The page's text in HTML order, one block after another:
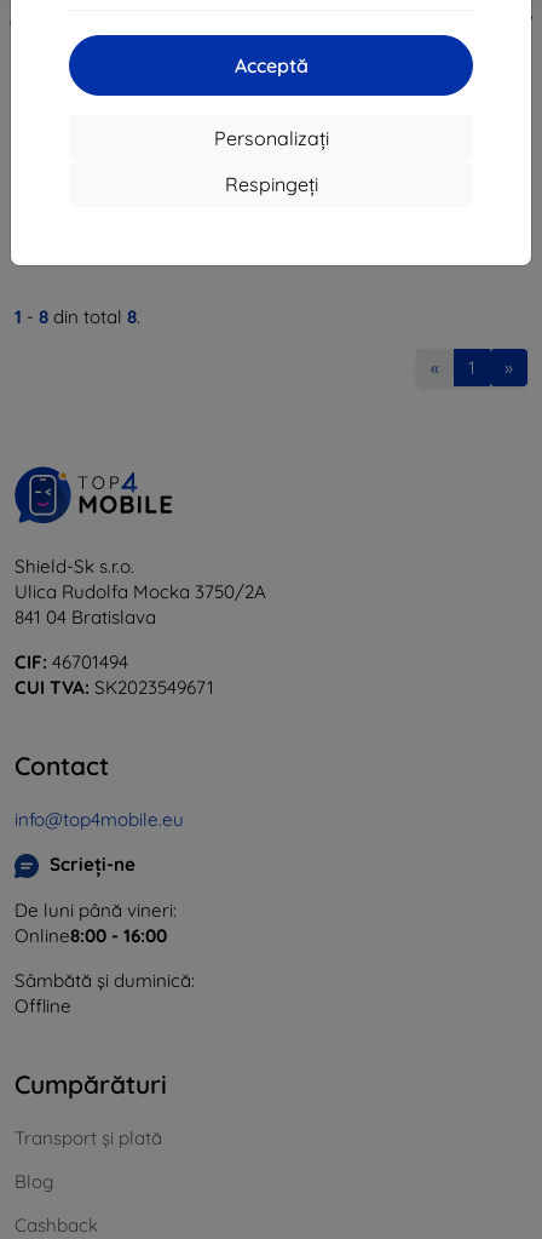
Acceptă
Personalizați
Respingeți
Ghostek - husă pentru Moto G7 /
G7 Plus, Covert 3 Series,
transparentă (GHOCAS2047)
Ghostek - husă pentru Moto G7 /
G7 Plus, Covert 3 Series,
Smoke(GHOCAS2046)
Ultimul produs în stoc
1 - 8 din total 8.
« 1 »
Shield-Sk s.r.o.
Ulica Rudolfa Mocka 3750/2A
841 04 Bratislava
CIF: 46701494
CUI TVA: SK2023549671
Contact
info@top4mobile.eu
Scrieți-ne
De luni până vineri:
Online8:00 - 16:00
Sâmbătă și duminică:
Offline
Cumpărături
Transport și plată
Blog
Cashback